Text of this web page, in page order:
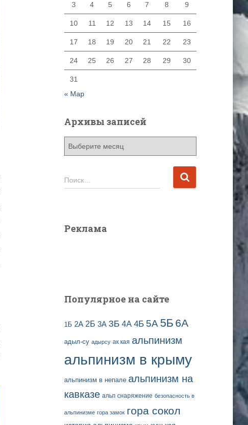
3 4 5 6 7 8 9
10 11 12 13 14 15 16
17 18 19 20 21 22 23
24 25 26 27 28 29 30
31
« Мар
Архивы записей
в
п
Н
а
:
Поиск…
Реклама
Популярное на сайте
1Б 2А 2Б 3А 3Б 4А 4Б 5А 5Б 6А
адыл-су адырсу ак кая альпинизм
альпинизм в крыму
альпинизм в непале альпинизм на
кавказе альп снаряжение безопасность в
альпинизме гора замок гора сокол